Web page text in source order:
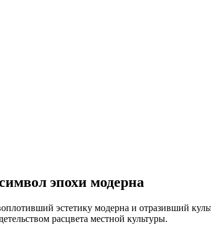
эпохи модерна
эстетику модерна и отразивший
расцвета местной культуры.